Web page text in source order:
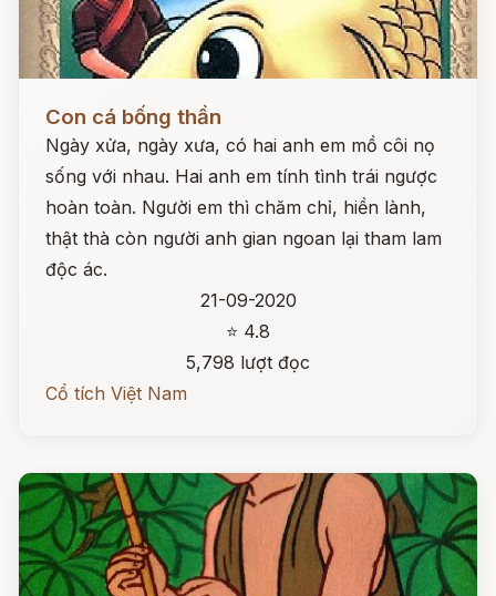
Con cá bống thần
Ngày xửa, ngày xưa, có hai anh em mồ côi nọ
sống với nhau. Hai anh em tính tình trái ngược
hoàn toàn. Người em thì chăm chỉ, hiền lành,
thật thà còn người anh gian ngoan lại tham lam
độc ác.
21-09-2020
⭐ 4.8
5,798 lượt đọc
Cổ tích Việt Nam